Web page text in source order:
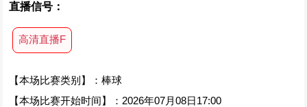
直播信号：
高清直播F
【本场比赛类别】：棒球
【本场比赛开始时间】：2026年07月08日17:00